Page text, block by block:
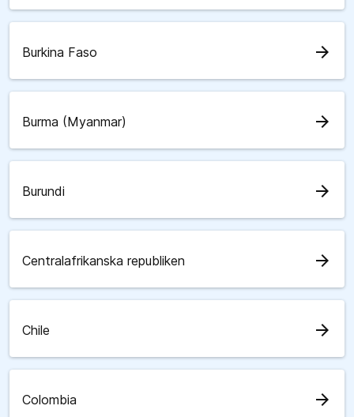
Burkina Faso arrow_forward
Burma (Myanmar) arrow_forward
Burundi arrow_forward
Centralafrikanska republiken arrow_forward
Chile arrow_forward
Colombia arrow_forward